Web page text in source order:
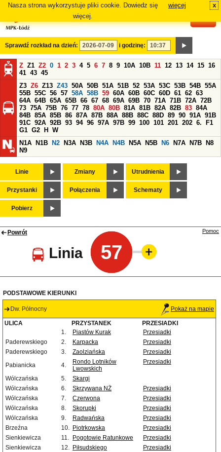
Nasza strona wykorzystuje pliki cookie. Dowiedz się
więcej.
więcej x
Sprawdź rozkład na dzień: i godzinę:
Z Z1 Z2 0 1 2 3 4 5 6 7 8 9 10A 10B 11 12 13 14 15 16
41 43 45
Z3 Z6 Z13 Z43 50A 50B 51A 51B 52 53A 53C 53B 54B 55A
55B 55C 56 57 58A 58B 59 60A 60B 60C 60D 61 62 63
64A 64B 65A 65B 66 67 68 69A 69B 70 71A 71B 72A 72B
73 75A 75B 76 77 78 80A 80B 81A 81B 82A 82B 83 84A
84B 85A 85B 86 87A 87B 88A 88B 88C 88D 89 90 91A 91B
91C 92A 92B 93 94 96 97A 97B 99 100 101 201 202 6.
F1
G1 G2 H
W
N1A
N1B N2 N3A N3B N4A N4B N5A N5B N6 N7A N7B
N8
N9
Linie Zmiany Utrudnienia
Przystanki Połączenia Schematy
Pobierz
Powrót
Linia 57
Pomoc
PODSTAWOWE KIERUNKI
Dw. Północny Pokaż na mapie
ULICA PRZYSTANEK
PRZESIADKI
1.
Piastów Kurak
Przesiadki
Paderewskiego
2. Karpacka
Przesiadki
Paderewskiego
3. Zaolziańska
Przesiadki
Pabianicka
4.
Rondo Lotników
Lwowskich
Przesiadki
Wólczańska 5.
Skargi
Wólczańska
6. Skrzywana NŻ
Przesiadki
Wólczańska
7. Czerwona
Przesiadki
Wólczańska
8. Skorupki
Przesiadki
Wólczańska
9. Radwańska
Przesiadki
Brzeźna
10. Piotrkowska
Przesiadki
Sienkiewicza
11. Pogotowie Ratunkowe
Przesiadki
Sienkiewicza
12. Piłsudskiego
Przesiadki